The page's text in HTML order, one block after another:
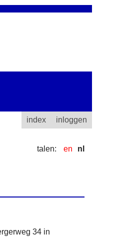
index inloggen
talen: en nl
34 in